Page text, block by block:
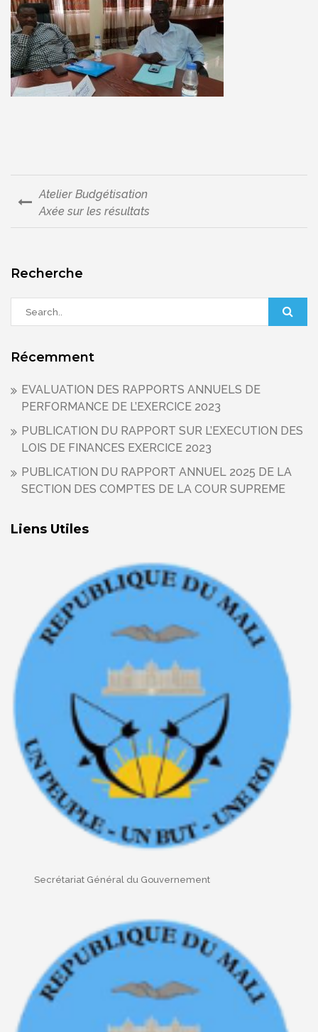
Navigation
de
l’article
Atelier Budgétisation
Axée sur les résultats
Recherche
Récemment
EVALUATION DES RAPPORTS ANNUELS DE
PERFORMANCE DE L’EXERCICE 2023
PUBLICATION DU RAPPORT SUR L’EXECUTION DES
LOIS DE FINANCES EXERCICE 2023
PUBLICATION DU RAPPORT ANNUEL 2025 DE LA
SECTION DES COMPTES DE LA COUR SUPREME
Liens Utiles
Secrétariat Général du Gouvernement